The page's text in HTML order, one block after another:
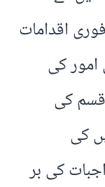
اقدامات
امور کی
کی
کی
کی بر